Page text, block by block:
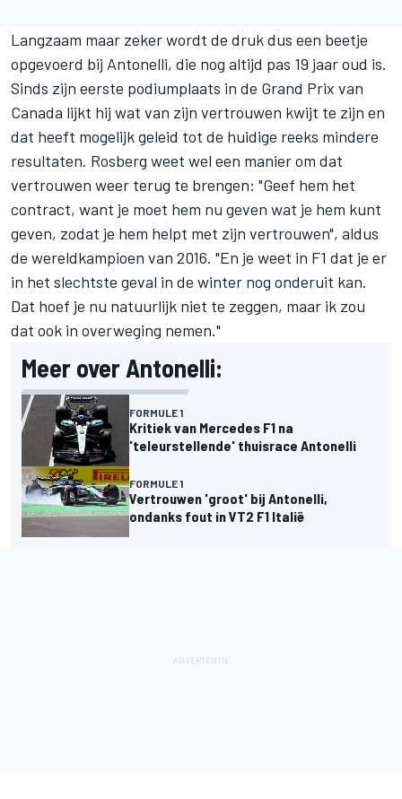
Langzaam maar zeker wordt de druk dus een beetje
opgevoerd bij Antonelli, die nog altijd pas 19 jaar oud is.
Sinds zijn eerste podiumplaats in de Grand Prix van
Canada lijkt hij wat van zijn vertrouwen kwijt te zijn en
dat heeft mogelijk geleid tot de huidige reeks mindere
resultaten. Rosberg weet wel een manier om dat
vertrouwen weer terug te brengen: "Geef hem het
contract, want je moet hem nu geven wat je hem kunt
geven, zodat je hem helpt met zijn vertrouwen", aldus
de wereldkampioen van 2016. "En je weet in F1 dat je er
in het slechtste geval in de winter nog onderuit kan.
Dat hoef je nu natuurlijk niet te zeggen, maar ik zou
dat ook in overweging nemen."
Meer over Antonelli:
FORMULE 1
Kritiek van Mercedes F1 na
'teleurstellende' thuisrace Antonelli
FORMULE 1
Vertrouwen 'groot' bij Antonelli,
ondanks fout in VT2 F1 Italië